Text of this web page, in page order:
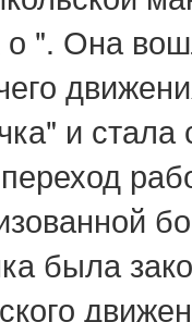
". Она
и
была